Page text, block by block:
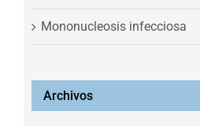
Mononucleosis infecciosa
Archivos